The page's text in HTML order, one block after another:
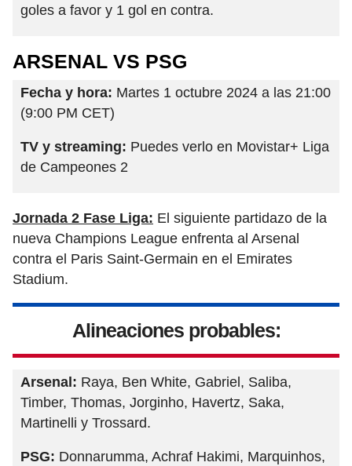
goles a favor y 1 gol en contra.
ARSENAL VS PSG
Fecha y hora: Martes 1 octubre 2024 a las 21:00
(9:00 PM CET)
TV y streaming: Puedes verlo en Movistar+ Liga
de Campeones 2
Jornada 2 Fase Liga: El siguiente partidazo de la
nueva Champions League enfrenta al Arsenal
contra el Paris Saint-Germain en el Emirates
Stadium.
Alineaciones probables:
Arsenal: Raya, Ben White, Gabriel, Saliba,
Timber, Thomas, Jorginho, Havertz, Saka,
Martinelli y Trossard.
PSG: Donnarumma, Achraf Hakimi, Marquinhos,